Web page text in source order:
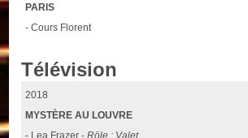
PARIS
- Cours Florent
Télévision
2018
MYSTÈRE AU LOUVRE
- Lea Frazer -Röle : Valet